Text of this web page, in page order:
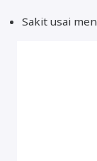
Sakit usai